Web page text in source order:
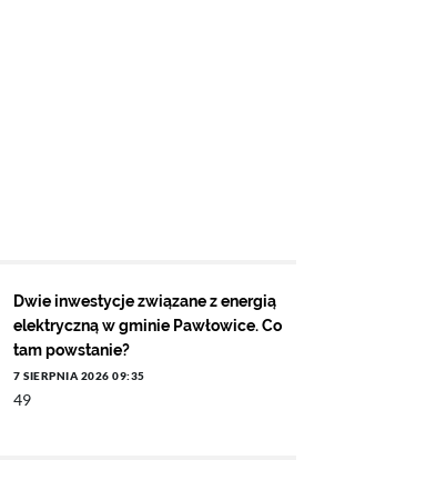
Dwie inwestycje związane z energią
elektryczną w gminie Pawłowice. Co
tam powstanie?
7 SIERPNIA 2026 09:35
49